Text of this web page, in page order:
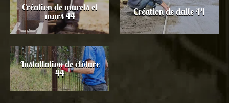
Création de murets et
murs 44 Création de dalle 44
Installation de clôture
44